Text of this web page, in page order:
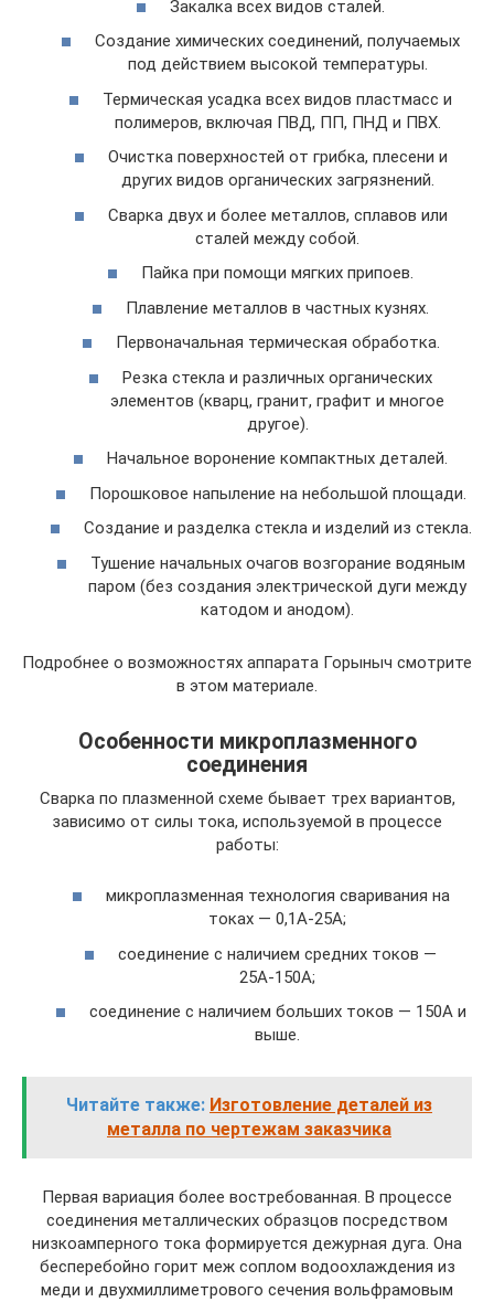
Закалка всех видов сталей.
Создание химических соединений, получаемых
под действием высокой температуры.
Термическая усадка всех видов пластмасс и
полимеров, включая ПВД, ПП, ПНД и ПВХ.
Очистка поверхностей от грибка, плесени и
других видов органических загрязнений.
Сварка двух и более металлов, сплавов или
сталей между собой.
Пайка при помощи мягких припоев.
Плавление металлов в частных кузнях.
Первоначальная термическая обработка.
Резка стекла и различных органических
элементов (кварц, гранит, графит и многое
другое).
Начальное воронение компактных деталей.
Порошковое напыление на небольшой площади.
Создание и разделка стекла и изделий из стекла.
Тушение начальных очагов возгорание водяным
паром (без создания электрической дуги между
катодом и анодом).
Подробнее о возможностях аппарата Горыныч смотрите
в этом материале.
Особенности микроплазменного
соединения
Сварка по плазменной схеме бывает трех вариантов,
зависимо от силы тока, используемой в процессе
работы:
микроплазменная технология сваривания на
токах — 0,1А-25А;
соединение с наличием средних токов —
25А-150А;
соединение с наличием больших токов — 150А и
выше.
Читайте также: Изготовление деталей из
металла по чертежам заказчика
Первая вариация более востребованная. В процессе
соединения металлических образцов посредством
низкоамперного тока формируется дежурная дуга. Она
бесперебойно горит меж соплом водоохлаждения из
меди и двухмиллиметрового сечения вольфрамовым